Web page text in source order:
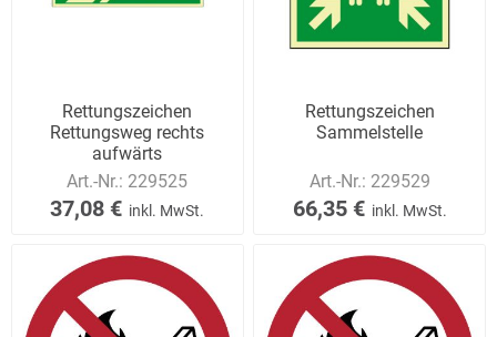
Rettungszeichen
Rettungsweg rechts
aufwärts
Art.-Nr.: 229525
37,08 € inkl. MwSt.
Rettungszeichen
Sammelstelle
Art.-Nr.: 229529
66,35 € inkl. MwSt.